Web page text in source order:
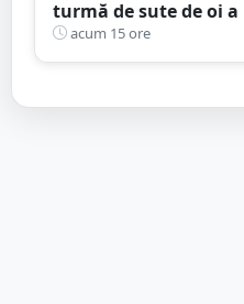
turmă de sute de oi
Gest de apreciat al
acum 15 ore